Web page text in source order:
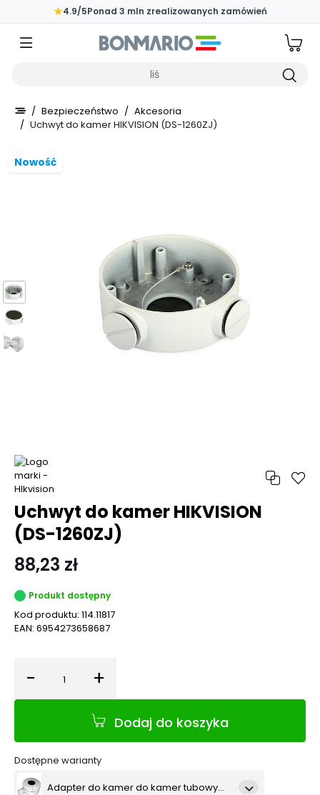
Przejdź do głównej zawartości strony
★4.9/5Ponad 3 mln zrealizowanych zamówień
/ Bezpieczeństwo / Akcesoria
/ Uchwyt do kamer HIKVISION (DS-1260ZJ)
Uchwyt do kamer HIKVISION
(DS-1260ZJ)
88,23 zł
Produkt dostępny
Kod produktu: 114.11817
EAN: 6954273658687
- Ilość +
Dodaj do koszyka
Dostępne warianty
Adapter do kamer do kamer tubowych i kopułowych HIKVISION (DS-1280ZJ-XS)
Nowość